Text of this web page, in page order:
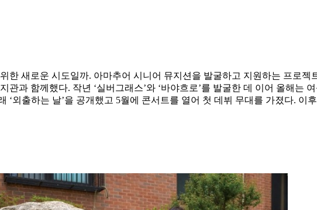
한 새로운 시도일까. 아마추어 시니어 뮤지션을 발굴하고 지원하는 프로젝
과 함께했다. 작년 ‘실버그래스’와 ‘바야흐로’를 발굴한 데 이어 올해는
외출하는 날’을 공개했고 5월에 콘서트를 열어 첫 데뷔 무대를 가졌다. 이